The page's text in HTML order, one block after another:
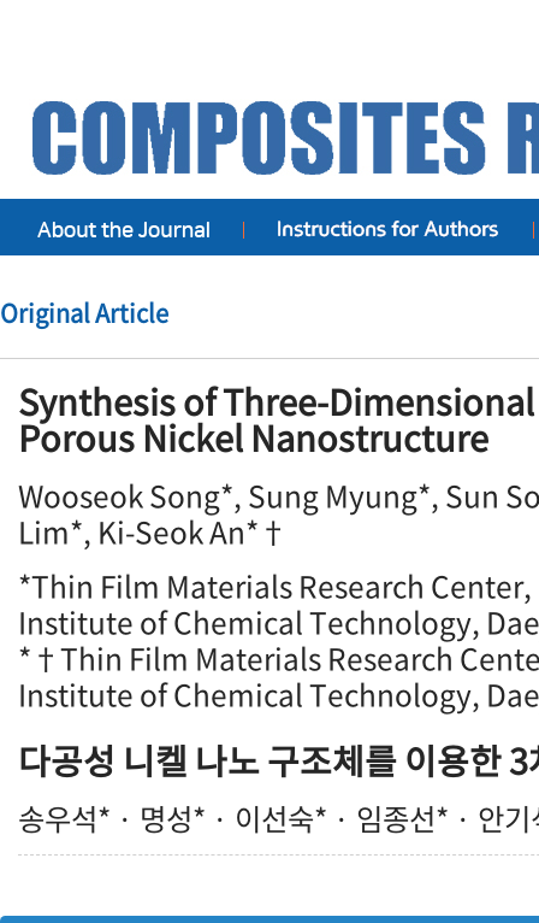
Original Article
Synthesis of Three-
Porous Nickel Nanostructure
Wooseok Song*, Sung Myung*, Sun
Lim*, Ki-Seok An*†
*Thin Film Materials Research
Institute of Chemical Technology,
*†Thin Film Materials Research
Institute of Chemical Technology,
다공성 니켈 나노 구조체를 이용한
송우석* · 명성* · 이선숙* · 임종선* · 안